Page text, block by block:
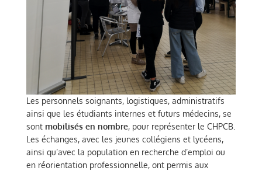
Les personnels soignants, logistiques, administratifs
ainsi que les étudiants internes et futurs médecins, se
sont mobilisés en nombre, pour représenter le CHPCB.
Les échanges, avec les jeunes collégiens et lycéens,
ainsi qu’avec la population en recherche d’emploi ou
en réorientation professionnelle, ont permis aux